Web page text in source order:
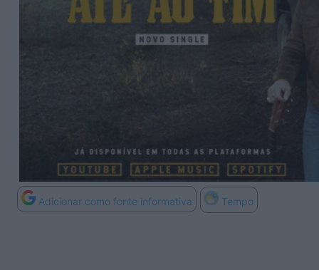
Adicionar como fonte informativa Tempo